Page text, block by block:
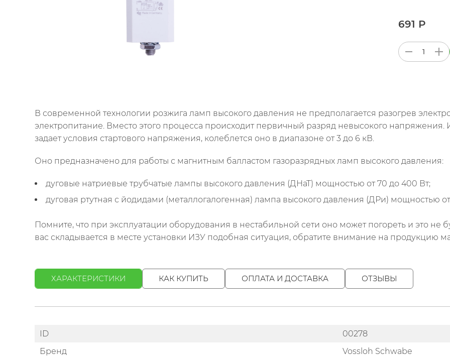
691 Р
В современной технологии розжига ламп высокого давления не предполагается разогрев
электропитание. Вместо этого процесса происходит первичный разряд невысокого
задает условия стартового напряжения, колеблется оно в диапазоне от 3 до 6 кВ.
Оно предназначено для работы с магнитным балластом газоразрядных ламп высокого давления:
дуговые натриевые трубчатые лампы высокого давления (ДНаТ) мощностью от 70 до 400 Вт;
дуговая ртутная с йодидами (металлогалогенная) лампа высокого давления (ДРи) мощностью
Помните, что при эксплуатации оборудования в нестабильной сети оно может погореть и это не
вас складывается в месте установки ИЗУ подобная ситуация, обратите внимание на продукцию
ХАРАКТЕРИСТИКИ КАК КУПИТЬ ОПЛАТА И ДОСТАВКА ОТЗЫВЫ
ID
00278
Бренд
Vossloh Schwabe